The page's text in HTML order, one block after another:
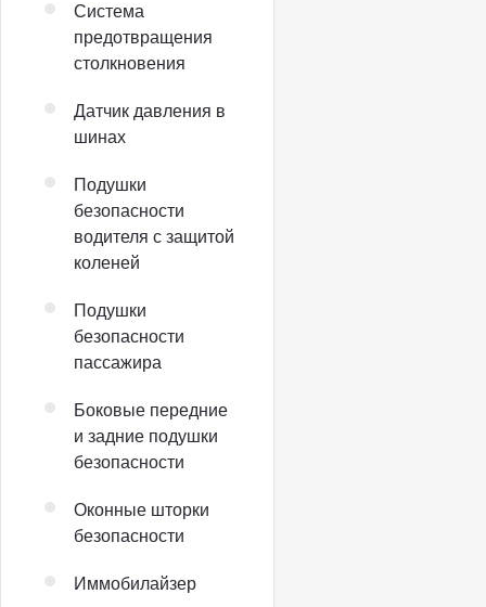
Система
предотвращения
столкновения
Датчик давления в
шинах
Подушки
безопасности
водителя с защитой
коленей
Подушки
безопасности
пассажира
Боковые передние
и задние подушки
безопасности
Оконные шторки
безопасности
Иммобилайзер